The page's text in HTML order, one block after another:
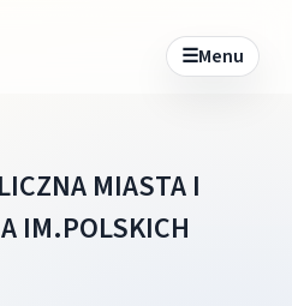
☰Menu
MIASTA I
IM.POLSKICH